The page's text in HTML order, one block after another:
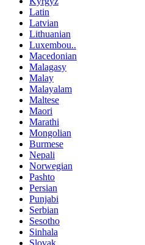
Latin
Latvian
Lithuanian
Luxembou..
Macedonian
Malagasy
Malay
Malayalam
Maltese
Maori
Marathi
Mongolian
Burmese
Nepali
Norwegian
Pashto
Persian
Punjabi
Serbian
Sesotho
Sinhala
Slovak